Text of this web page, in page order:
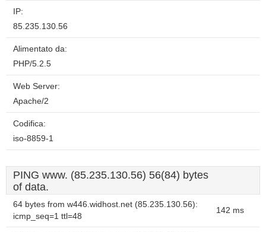
IP:
85.235.130.56
Alimentato da:
PHP/5.2.5
Web Server:
Apache/2
Codifica:
iso-8859-1
PING www. (85.235.130.56) 56(84) bytes
of data.
64 bytes from w446.widhost.net (85.235.130.56):
icmp_seq=1 ttl=48
142 ms